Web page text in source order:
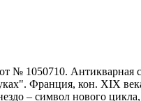
№ 1050710. Антикварная
Франция, кон. XIX
– символ нового